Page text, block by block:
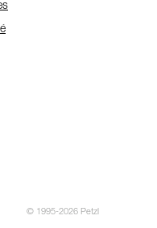
© 1995-2026 Petzl